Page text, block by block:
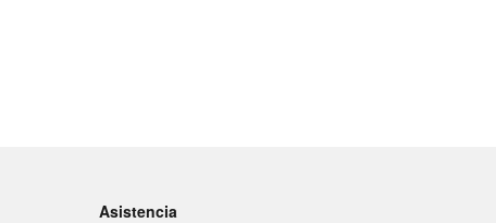
Asistencia